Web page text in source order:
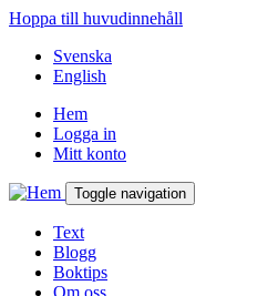
Hoppa till huvudinnehåll
Svenska
English
Hem
Logga in
Mitt konto
Toggle navigation
Text
Blogg
Boktips
Om oss